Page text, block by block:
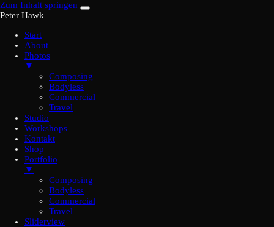
Zum Inhalt springen
Peter Hawk
Start
About
Photos
▼
Composing
Bodyless
Commercial
Travel
Studio
Workshops
Kontakt
Shop
Portfolio
▼
Composing
Bodyless
Commercial
Travel
Sliderview